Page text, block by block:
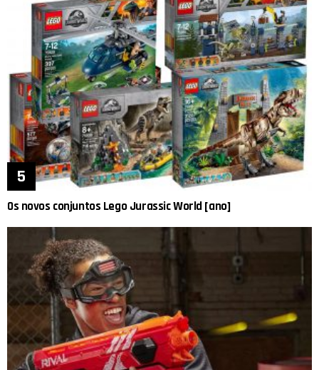
Os novos conjuntos Lego Jurassic World [ano]